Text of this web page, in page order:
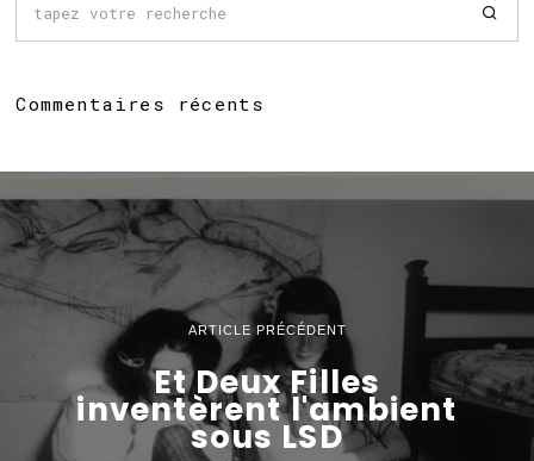
Commentaires récents
ARTICLE PRÉCÉDENT
Et Deux Filles
inventèrent l'ambient
sous LSD